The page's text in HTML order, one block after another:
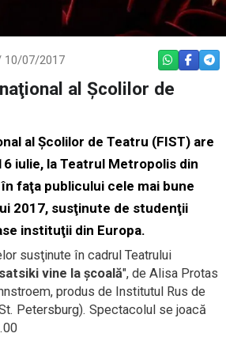
10/07/2017 WHATSAPP
al Şcolilor de
al Şcolilor de Teatru (FIST) are
iulie, la Teatrul Metropolis din
faţa publicului cele mai bune
2017, susţinute de studenţii
instituţii din Europa.
susţinute în cadrul Teatrului
vine la şcoală", de Alisa Protas
produs de Institutul Rus de
Petersburg). Spectacolul se joacă